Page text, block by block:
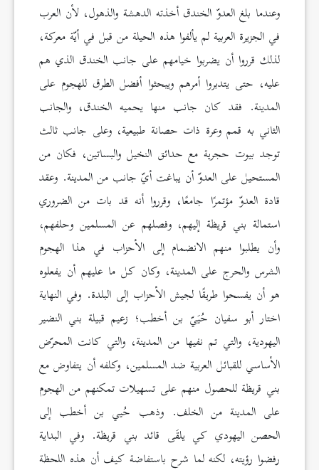
وعندما بلغ العدوّ الخندق أخذته الدهشة والذهول، لأن العرب
في الجزيرة العربية لم يألفوا هذه الحيلة من قبل في أيّة معركة،
لذلك قرروا أن يضربوا خيامهم على جانب الخندق الذي هم
عليه، حتى يتدبروا أمرهم ويبحثوا أفضل الطرق للهجوم على
المدينة. فقد كان جانب منها يحميه الخندق، والجانب
الثاني به قمم وعرة ذات حصانة طبيعية، وعلى جانب ثالث
توجد بيوت حجرية مع حدائق النخيل والبساتين، فكان من
المستحيل على العدوّ أن يباغت أيّ جانب من المدينة. وعقد
قادة العدوّ مؤتمرًا جامعًا، وقرروا أنه قد بات من الضروري
استمالة بني قريظة إليهم، وفصلهم عن المسلمين وحلفهم،
وأن يطلبوا منهم الانضمام إلى الأحزاب في هذا الهجوم
الشرس والحرج على المدينة، وكان كل ما عليهم أن يفعلوه
هو أن يفسحوا طريقًا لجيش الأحزاب إلى البلدة. وفي النهاية
اختار أبو سفيان حُيَيّ بن أخطب؛ زعيم قبيلة بني النضير
اليهودية، والتي تم نفيها من المدينة، والتي كانت المحرّض
الأساسي للقبائل العربية ضد المسلمين، وكلفه أن يتفاوض مع
بني قريظة للحصول منهم على تسهيلات تمكنهم من الهجوم
على المدينة من الخلف. وذهب حُيي بن أخطب إلى
الحصن اليهودي كي يلقَى قائد بني قريظة. وفي البداية
رفضوا رؤيته، لكنه لما شرح باستفاضة كيف أن هذه اللحظة